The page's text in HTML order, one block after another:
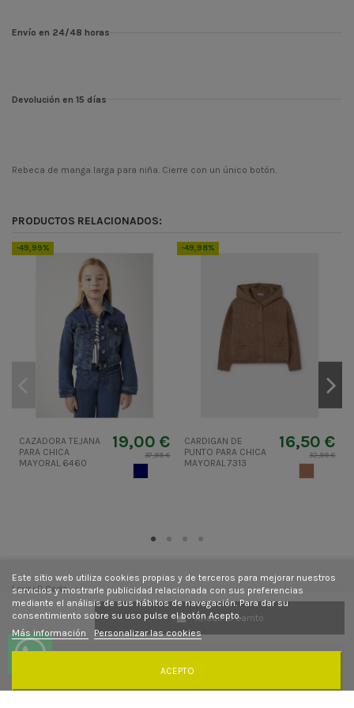
Añadir al carrito
Envío en 24/48 horas
Devolución en 15 días
Rebeca de manga larga para niña. Cierre con un único botón.
Codigo
ean13 8445865140652
PRODUCTOS RELACIONADOS:
-49,99%
CAZADORA TEJANA
PARA CHICA
MAYORAL 6460
19,00 €
37,99 €
-49,98%
CARDIGAN DE
PUNTO PARA CHICA
MAYORAL 7313
16,50 €
32,99 €
Laura&Carla
Contacto
Este sitio web utiliza cookies propias y de terceros para mejorar nuestros
servicios y mostrarle publicidad relacionada con sus preferencias
mediante el análisis de sus hábitos de navegación. Para dar su
consentimiento sobre su uso pulse el botón Acepto.
Más información
Personalizar las cookies
ACEPTO
Newsletter